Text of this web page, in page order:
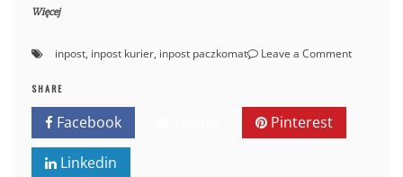
Więcej
inpost, inpost kurier, inpost paczkomat Leave a Commenton
SHARE
Facebook Pinterest
Linkedin